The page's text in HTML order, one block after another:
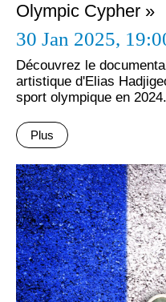
Olympic Cypher »
30 Jan 2025,
Découvrez le
artistique d'Elias
sport olympique en 2024.
Plus